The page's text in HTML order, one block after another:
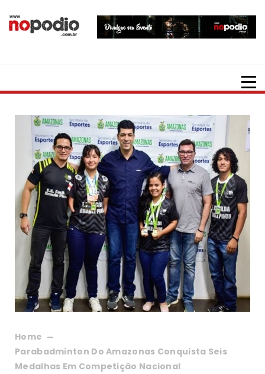
Home
Parabadminton Do Amazonas Conquista Seis
Medalhas Em Competição Nacional